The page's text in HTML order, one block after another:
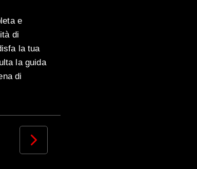
e
di
la tua
la guida
di
11